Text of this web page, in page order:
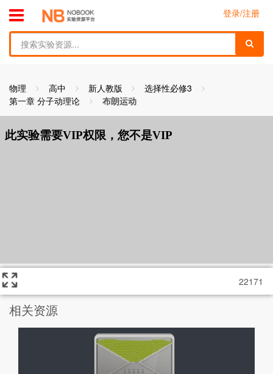
toggle menu
find
登录/注册
物理 高中 新人教版
选择性必修3
第一章 分子动理论
布朗运动
22171
相关资源